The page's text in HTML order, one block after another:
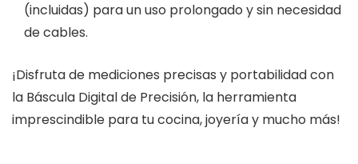
(incluidas) para un uso prolongado y sin necesidad
de cables.
¡Disfruta de mediciones precisas y portabilidad con
la Báscula Digital de Precisión, la herramienta
imprescindible para tu cocina, joyería y mucho más!